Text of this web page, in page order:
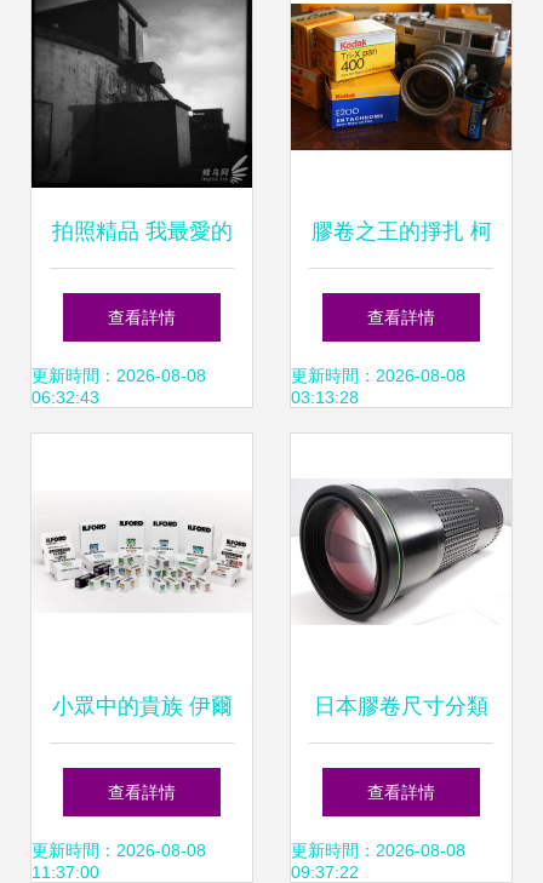
拍照精品 我最愛的
Hipstamatic（下）
——膠卷的魅力
查看詳情
更新時間：2026-08-08
06:32:43
膠卷之王的掙扎 柯
達真的能東山再起
嗎？
查看詳情
更新時間：2026-08-08
03:13:28
小眾中的貴族 伊爾
福膠片宣布漲價，
膠卷時代依然在燃
查看詳情
更新時間：2026-08-08
11:37:00
日本膠卷尺寸分類
指南 代購價格與二
手市場購買指南
查看詳情
更新時間：2026-08-08
09:37:22